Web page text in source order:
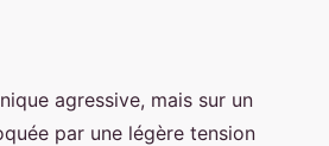
agressive, mais sur un
par une légère tension